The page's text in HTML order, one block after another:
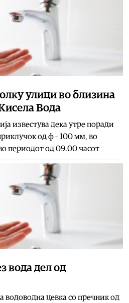
улици во близина
Вода
известува дека утре поради
од ф – 100 мм, во
периодот од 09.00 часот
вода дел од
водоводна цевка со пречник од